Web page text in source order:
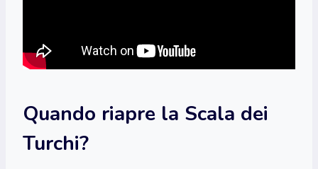
Quando riapre la Scala dei
Turchi?